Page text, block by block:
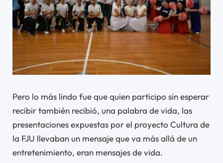
Pero lo más lindo fue que quien participo sin esperar
recibir también recibió, una palabra de vida, las
presentaciones expuestas por el proyecto Cultura de
la FJU llevaban un mensaje que va más allá de un
entretenimiento, eran mensajes de vida.